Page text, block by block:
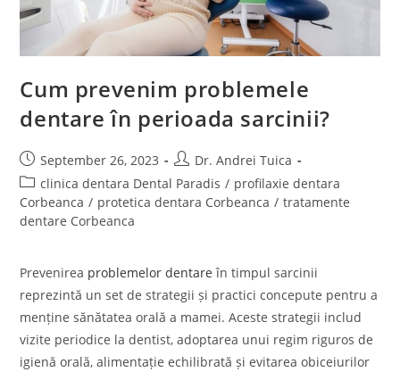
Cum prevenim problemele
dentare în perioada sarcinii?
September 26, 2023
Dr. Andrei Tuica
clinica dentara Dental Paradis / profilaxie dentara
Corbeanca / protetica dentara Corbeanca / tratamente
dentare Corbeanca
Prevenirea problemelor dentareîn timpul sarcinii
reprezintă un set de strategii și practici concepute pentru a
menține sănătatea orală a mamei. Aceste strategii includ
vizite periodice la dentist, adoptarea unui regim riguros de
igienă orală, alimentație echilibrată și evitarea obiceiurilor